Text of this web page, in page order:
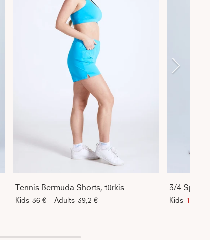
Tennis Bermuda Shorts, türkis
Kids 36 € | Adults 39,2 €
3/4 Sport
Kids 11,6 €